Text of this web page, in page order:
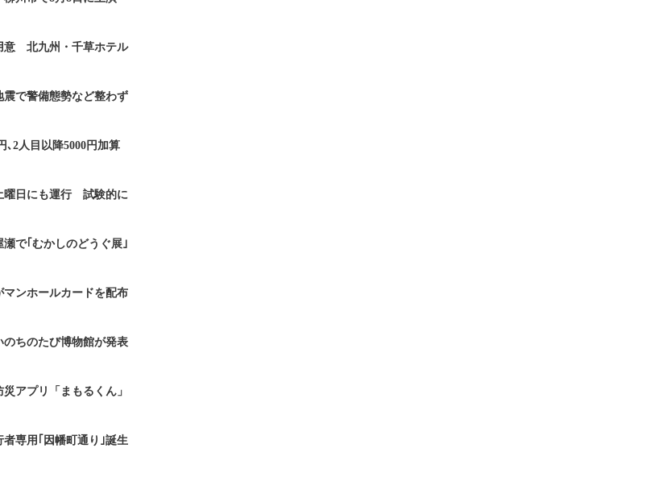
意 北九州・千草ホテル
で警備態勢など整わず
､2人目以降5000円加算
曜日にも運行 試験的に
で｢むかしのどうぐ展｣
ンホールカードを配布
ちのたび博物館が発表
アプリ「まもるくん」
専用｢因幡町通り｣誕生